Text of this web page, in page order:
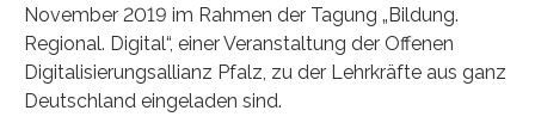
November 2019 im Rahmen der Tagung „Bildung.
Regional. Digital“, einer Veranstaltung der Offenen
Digitalisierungsallianz Pfalz, zu der Lehrkräfte aus ganz
Deutschland eingeladen sind.